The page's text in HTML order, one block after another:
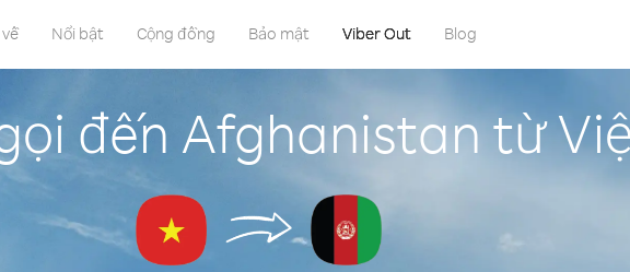
Nổi bật Cộng đồng Bảo mật Viber Out Blog
đến Afghanistan từ